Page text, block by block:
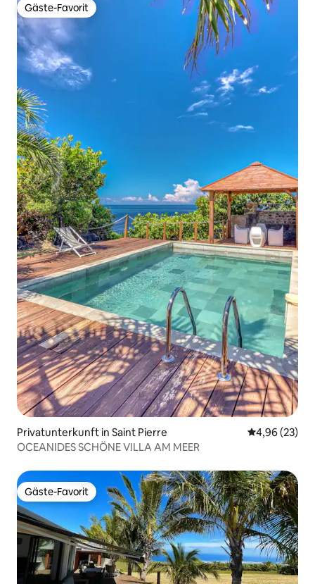
Gäste-Favorit
Gäste-Favorit
Privatunterkunft in Saint Pierre
4,96 (23)
OCEANIDES SCHÖNE VILLA AM MEER
Gäste-Favorit
Gäste-Favorit